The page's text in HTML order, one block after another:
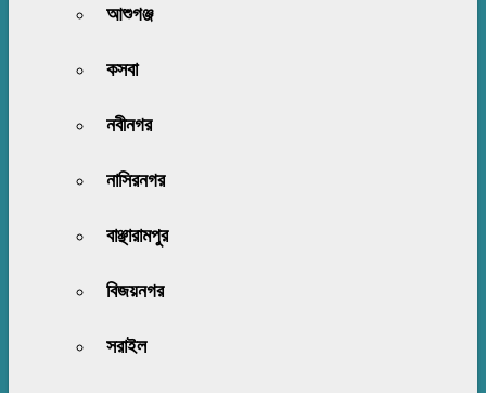
আশুগঞ্জ
কসবা
নবীনগর
নাসিরনগর
বাঞ্ছারামপুর
বিজয়নগর
সরাইল